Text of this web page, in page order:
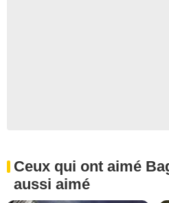
Ceux qui ont aimé
aussi aimé